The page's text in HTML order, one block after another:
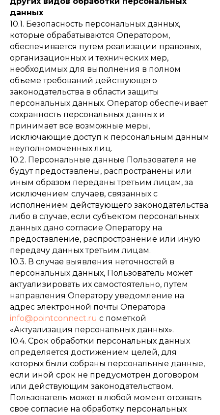
данных
10.1. Безопасность персональных данных,
которые обрабатываются Оператором,
обеспечивается путем реализации правовых,
организационных и технических мер,
необходимых для выполнения в полном
объеме требований действующего
законодательства в области защиты
персональных данных. Оператор обеспечивает
сохранность персональных данных и
принимает все возможные меры,
исключающие доступ к персональным данным
неуполномоченных лиц.
10.2. Персональные данные Пользователя не
будут предоставлены, распространены или
иным образом переданы третьим лицам, за
исключением случаев, связанных с
исполнением действующего законодательства
либо в случае, если субъектом персональных
данных дано согласие Оператору на
предоставление, распространение или иную
передачу данных третьим лицам.
10.3. В случае выявления неточностей в
персональных данных, Пользователь может
актуализировать их самостоятельно, путем
направления Оператору уведомление на
адрес электронной почты Оператора
info@pointconnect.ru с пометкой
«Актуализация персональных данных».
10.4. Срок обработки персональных данных
определяется достижением целей, для
которых были собраны персональные данные,
если иной срок не предусмотрен договором
или действующим законодательством.
Пользователь может в любой момент отозвать
свое согласие на обработку персональных